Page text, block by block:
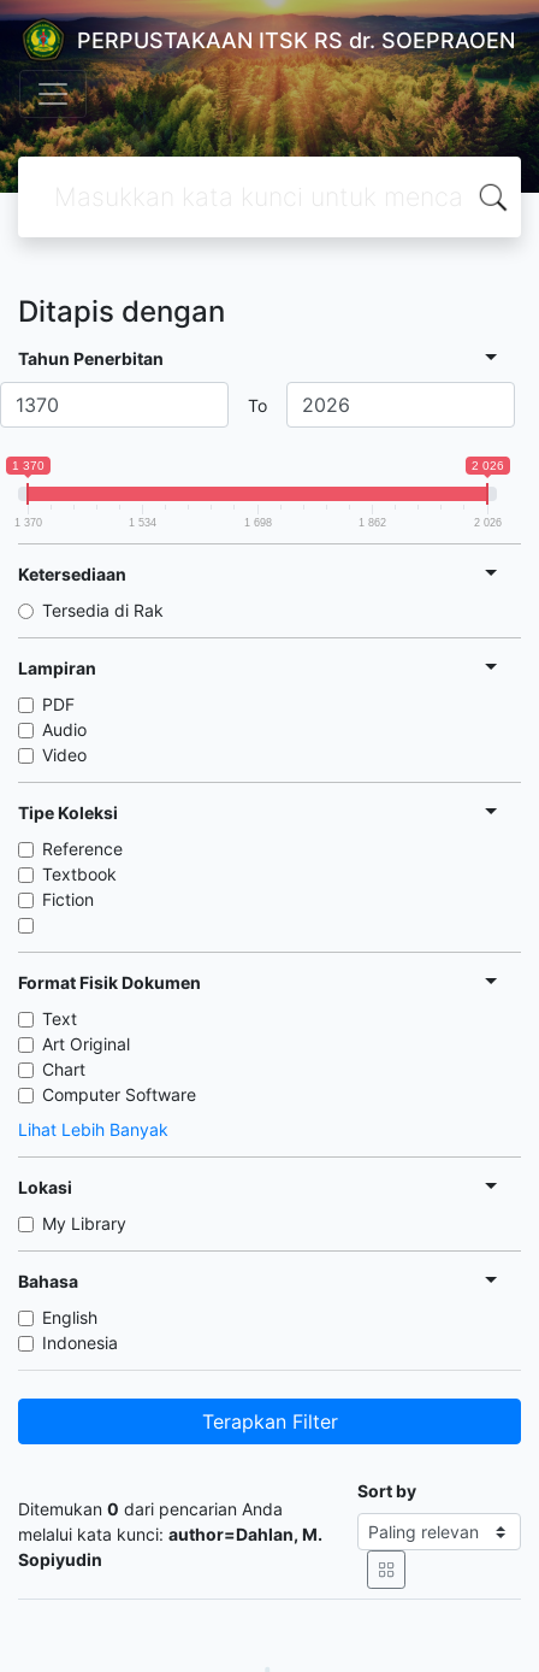
PERPUSTAKAAN ITSK RS dr. SOEPRAOEN
Ditapis dengan
Tahun Penerbitan
To
1 370 2 026
1 370 1 534 1 698 1 862 2 026
Ketersediaan
Tersedia di Rak
Lampiran
PDF
Audio
Video
Tipe Koleksi
Reference
Textbook
Fiction
Format Fisik Dokumen
Text
Art Original
Chart
Computer Software
Lihat Lebih Banyak
Lokasi
My Library
Bahasa
English
Indonesia
Terapkan Filter
Ditemukan 0 dari pencarian Anda
melalui kata kunci: author=Dahlan, M.
Sopiyudin
Sort by